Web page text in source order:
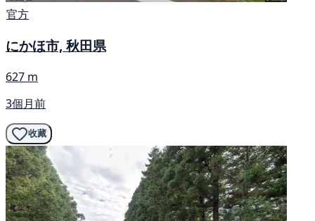
官方
にかほ市, 秋田県
627 m
3個月前
收藏